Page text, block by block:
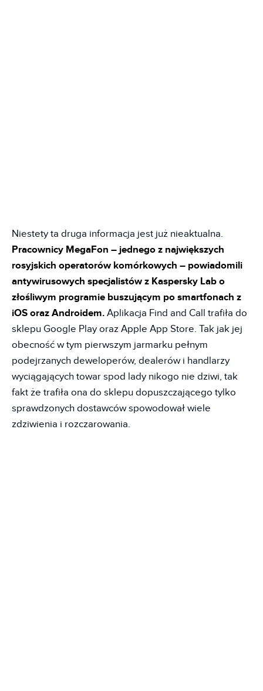
Niestety ta druga informacja jest już nieaktualna.
Pracownicy MegaFon – jednego z największych
rosyjskich operatorów komórkowych – powiadomili
antywirusowych specjalistów z Kaspersky Lab o
złośliwym programie buszującym po smartfonach z
iOS oraz Androidem. Aplikacja Find and Call trafiła do
sklepu Google Play oraz Apple App Store. Tak jak jej
obecność w tym pierwszym jarmarku pełnym
podejrzanych deweloperów, dealerów i handlarzy
wyciągających towar spod lady nikogo nie dziwi, tak
fakt że trafiła ona do sklepu dopuszczającego tylko
sprawdzonych dostawców spowodował wiele
zdziwienia i rozczarowania.